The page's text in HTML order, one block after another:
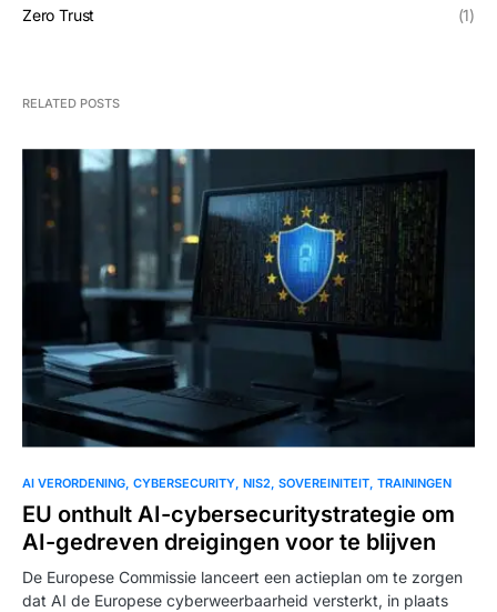
Zero Trust (1)
RELATED POSTS
AI VERORDENING CYBERSECURITY NIS2 SOVEREINITEIT TRAININGEN
EU onthult AI-cybersecuritystrategie om
AI-gedreven dreigingen voor te blijven
De Europese Commissie lanceert een actieplan om te zorgen
dat AI de Europese cyberweerbaarheid versterkt, in plaats